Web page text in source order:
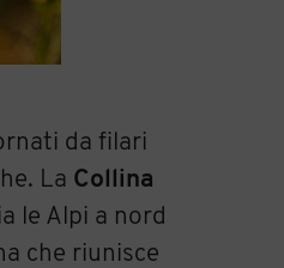
da filari
La Collina
le Alpi a nord
che riunisce